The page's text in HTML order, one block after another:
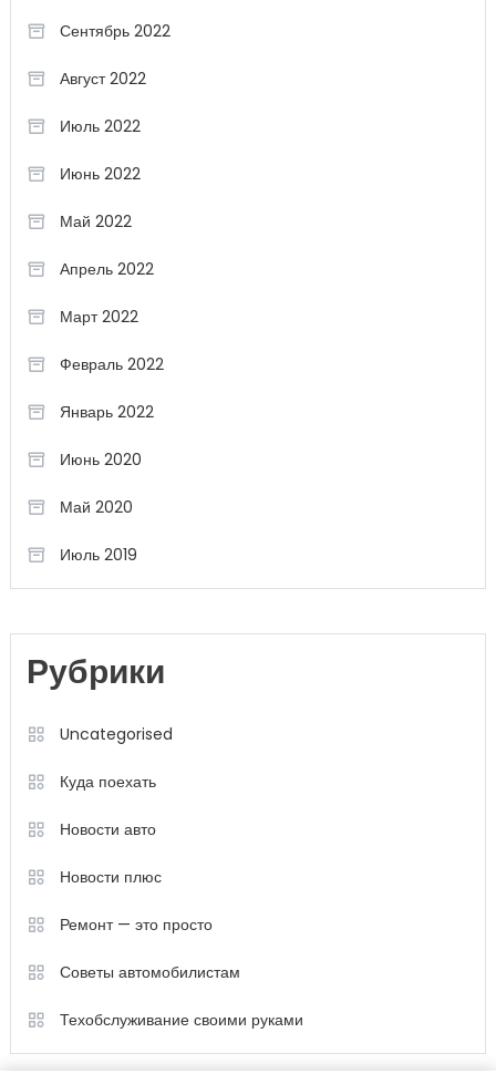
Сентябрь 2022
Август 2022
Июль 2022
Июнь 2022
Май 2022
Апрель 2022
Март 2022
Февраль 2022
Январь 2022
Июнь 2020
Май 2020
Июль 2019
Рубрики
Uncategorised
Куда поехать
Новости авто
Новости плюс
Ремонт — это просто
Советы автомобилистам
Техобслуживание своими руками